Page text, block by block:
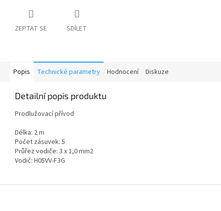
ZEPTAT SE SDÍLET
Popis Technické parametry Hodnocení Diskuze
Detailní popis produktu
Prodlužovací přívod
Délka: 2 m
Počet zásuvek: 5
Průřez vodiče: 3 x 1,0 mm2
Vodič: H05VV-F3G